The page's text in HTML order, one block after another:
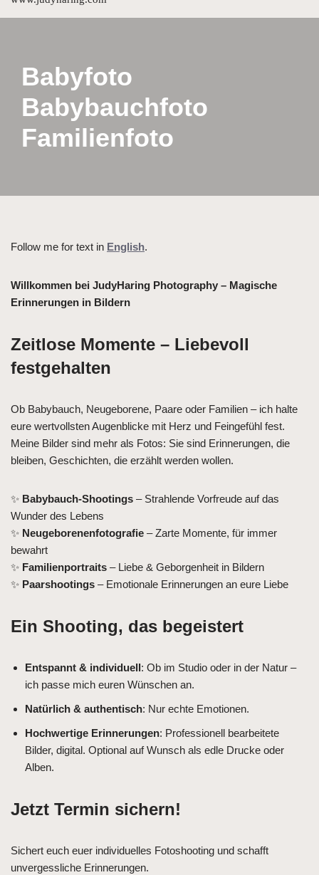
springen
Babyfoto
Babybauchfoto
Familienfoto
Follow me for text in English.
Willkommen bei JudyHaring Photography – Magische
Erinnerungen in Bildern
Zeitlose Momente – Liebevoll
festgehalten
Ob Babybauch, Neugeborene, Paare oder Familien – ich halte
eure wertvollsten Augenblicke mit Herz und Feingefühl fest.
Meine Bilder sind mehr als Fotos: Sie sind Erinnerungen, die
bleiben, Geschichten, die erzählt werden wollen.
✨ Babybauch-Shootings – Strahlende Vorfreude auf das
Wunder des Lebens
✨ Neugeborenenfotografie – Zarte Momente, für immer
bewahrt
✨ Familienportraits – Liebe & Geborgenheit in Bildern
✨ Paarshootings – Emotionale Erinnerungen an eure Liebe
Ein Shooting, das begeistert
Entspannt & individuell: Ob im Studio oder in der Natur –
ich passe mich euren Wünschen an.
Natürlich & authentisch: Nur echte Emotionen.
Hochwertige Erinnerungen: Professionell bearbeitete
Bilder, digital. Optional auf Wunsch als edle Drucke oder
Alben.
Jetzt Termin sichern!
Sichert euch euer individuelles Fotoshooting und schafft
unvergessliche Erinnerungen.